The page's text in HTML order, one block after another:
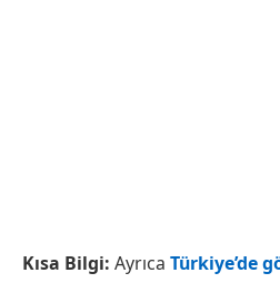
Kısa Bilgi: Ayrıca Türkiye’de